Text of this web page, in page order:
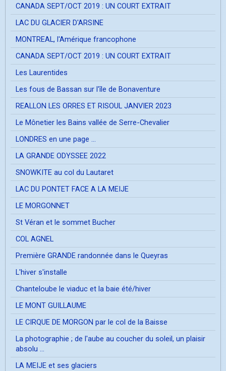
CANADA SEPT/OCT 2019 : UN COURT EXTRAIT
LAC DU GLACIER D'ARSINE
MONTREAL, l'Amérique francophone
CANADA SEPT/OCT 2019 : UN COURT EXTRAIT
Les Laurentides
Les fous de Bassan sur l'île de Bonaventure
REALLON LES ORRES ET RISOUL JANVIER 2023
Le Mônetier les Bains vallée de Serre-Chevalier
LONDRES en une page ...
LA GRANDE ODYSSEE 2022
SNOWKITE au col du Lautaret
LAC DU PONTET FACE A LA MEIJE
LE MORGONNET
St Véran et le sommet Bucher
COL AGNEL
Première GRANDE randonnée dans le Queyras
L'hiver s'installe
Chanteloube le viaduc et la baie été/hiver
LE MONT GUILLAUME
LE CIRQUE DE MORGON par le col de la Baisse
La photographie ; de l'aube au coucher du soleil, un plaisir
absolu ...
LA MEIJE et ses glaciers